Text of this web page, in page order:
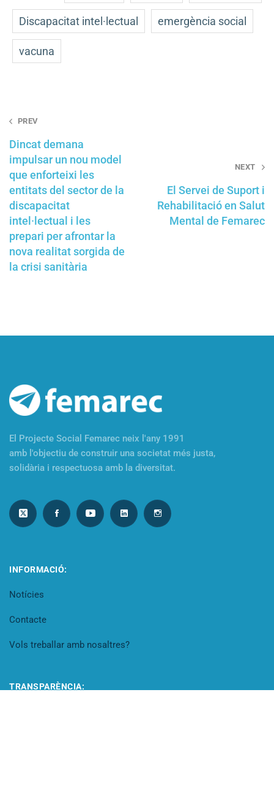
Discapacitat intel·lectual emergència social
vacuna
Post
PREV
Dincat demana
impulsar un nou model
que enforteixi les
entitats del sector de la
discapacitat
intel·lectual i les
prepari per afrontar la
nova realitat sorgida de
la crisi sanitària
NEXT
El Servei de Suport i
Rehabilitació en Salut
Mental de Femarec
El Projecte Social Femarec neix l'any 1991
amb l'objectiu de construir una societat més justa,
solidària i respectuosa amb la diversitat.
INFORMACIÓ:
Notícies
Contacte
Vols treballar amb nosaltres?
TRANSPARÈNCIA: